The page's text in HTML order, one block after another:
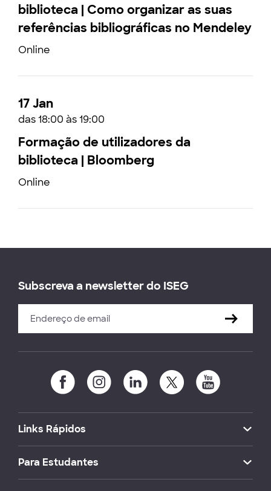
biblioteca | Como organizar as suas
referências bibliográficas no Mendeley
Online
17 Jan
das 18:00 às 19:00
Formação de utilizadores da
biblioteca | Bloomberg
Online
Subscreva a newsletter do ISEG
Links Rápidos
Para Estudantes